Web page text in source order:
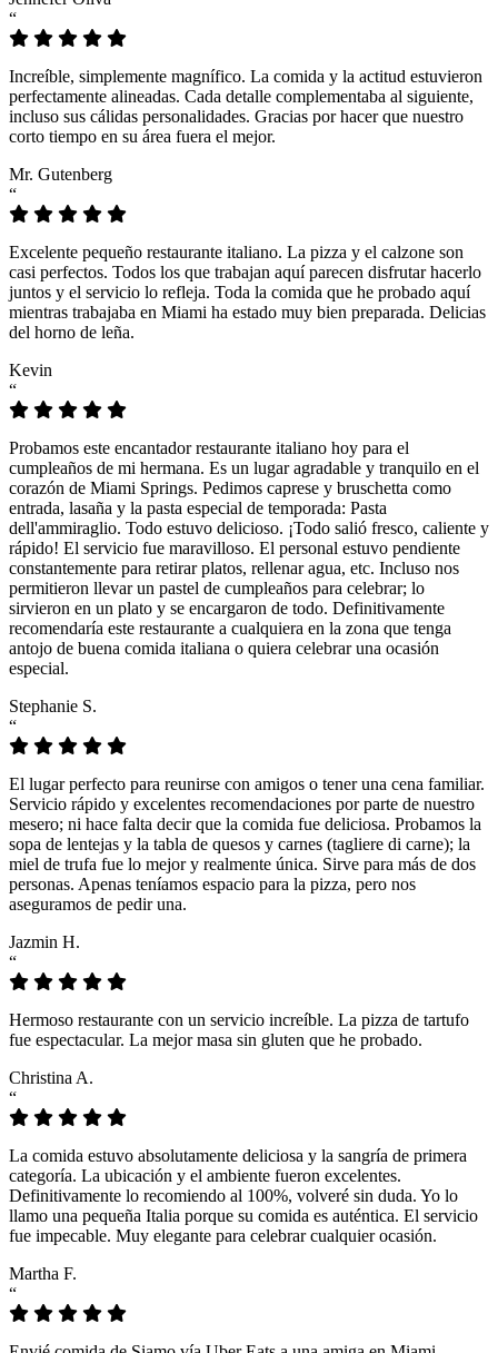
“
Increíble, simplemente magnífico. La comida y la actitud estuvieron
perfectamente alineadas. Cada detalle complementaba al siguiente,
incluso sus cálidas personalidades. Gracias por hacer que nuestro
corto tiempo en su área fuera el mejor.
Mr. Gutenberg
“
Excelente pequeño restaurante italiano. La pizza y el calzone son
casi perfectos. Todos los que trabajan aquí parecen disfrutar hacerlo
juntos y el servicio lo refleja. Toda la comida que he probado aquí
mientras trabajaba en Miami ha estado muy bien preparada. Delicias
del horno de leña.
Kevin
“
Probamos este encantador restaurante italiano hoy para el
cumpleaños de mi hermana. Es un lugar agradable y tranquilo en el
corazón de Miami Springs. Pedimos caprese y bruschetta como
entrada, lasaña y la pasta especial de temporada: Pasta
dell'ammiraglio. Todo estuvo delicioso. ¡Todo salió fresco, caliente y
rápido! El servicio fue maravilloso. El personal estuvo pendiente
constantemente para retirar platos, rellenar agua, etc. Incluso nos
permitieron llevar un pastel de cumpleaños para celebrar; lo
sirvieron en un plato y se encargaron de todo. Definitivamente
recomendaría este restaurante a cualquiera en la zona que tenga
antojo de buena comida italiana o quiera celebrar una ocasión
especial.
Stephanie S.
“
El lugar perfecto para reunirse con amigos o tener una cena familiar.
Servicio rápido y excelentes recomendaciones por parte de nuestro
mesero; ni hace falta decir que la comida fue deliciosa. Probamos la
sopa de lentejas y la tabla de quesos y carnes (tagliere di carne); la
miel de trufa fue lo mejor y realmente única. Sirve para más de dos
personas. Apenas teníamos espacio para la pizza, pero nos
aseguramos de pedir una.
Jazmin H.
“
Hermoso restaurante con un servicio increíble. La pizza de tartufo
fue espectacular. La mejor masa sin gluten que he probado.
Christina A.
“
La comida estuvo absolutamente deliciosa y la sangría de primera
categoría. La ubicación y el ambiente fueron excelentes.
Definitivamente lo recomiendo al 100%, volveré sin duda. Yo lo
llamo una pequeña Italia porque su comida es auténtica. El servicio
fue impecable. Muy elegante para celebrar cualquier ocasión.
Martha F.
“